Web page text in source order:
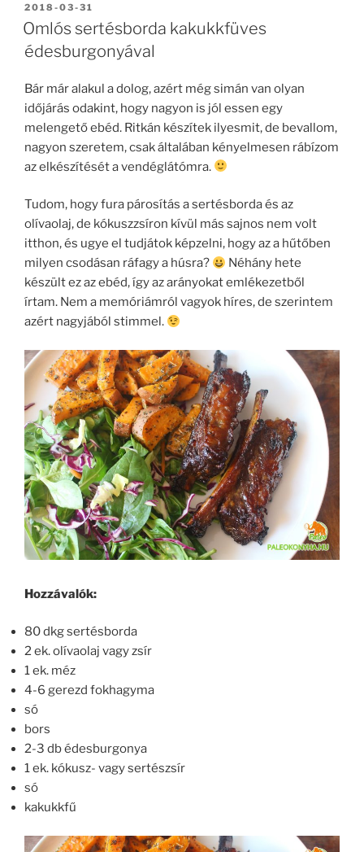
e
b
o
o
k
er
BEKÜLDVE:
2018-03-31
Omlós sertésborda kakukkfüves
édesburgonyával
Bár már alakul a dolog, azért még simán van olyan
időjárás odakint, hogy nagyon is jól essen egy
melengető ebéd. Ritkán készítek ilyesmit, de bevallom,
nagyon szeretem, csak általában kényelmesen rábízom
az elkészítését a vendéglátómra.
Tudom, hogy fura párosítás a sertésborda és az
olívaolaj, de kókuszzsíron kívül más sajnos nem volt
itthon, és ugye el tudjátok képzelni, hogy az a hűtőben
milyen csodásan ráfagy a húsra?
Néhány hete
készült ez az ebéd, így az arányokat emlékezetből
írtam. Nem a memóriámról vagyok híres, de szerintem
azért nagyjából stimmel.
Hozzávalók:
80 dkg sertésborda
2 ek. olívaolaj vagy zsír
1 ek. méz
4-6 gerezd fokhagyma
só
bors
2-3 db édesburgonya
1 ek. kókusz- vagy sertészsír
só
kakukkfű